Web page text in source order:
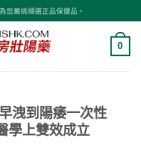
您嚴挑細選正品保健品。
0
洩到陽痿一次性
學上雙效成立